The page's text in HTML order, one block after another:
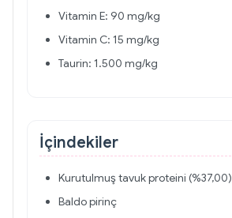
Vitamin E: 90 mg/kg
Vitamin C: 15 mg/kg
Taurin: 1.500 mg/kg
İçindekiler
Kurutulmuş tavuk proteini (%37,00)
Baldo pirinç